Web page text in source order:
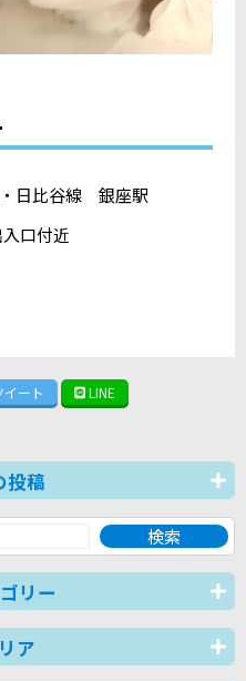
日比谷線 銀座駅
口付近
ート LINE
投稿
リー
ア